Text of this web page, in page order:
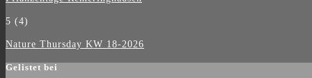
5 (4)
Nature Thursday KW 18-2026
Gelistet bei